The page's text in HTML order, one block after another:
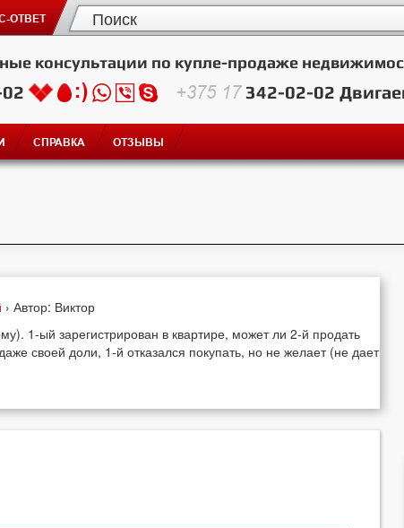
ОТВЕТ
консультации по купле-продаже
+375 17342-02-02
СПРАВКА ОТЗЫВЫ
› Автор: Виктор
1-ый зарегистрирован в квартире, может ли 2-й продать
своей доли, 1-й отказался покупать, но не желает (не дает